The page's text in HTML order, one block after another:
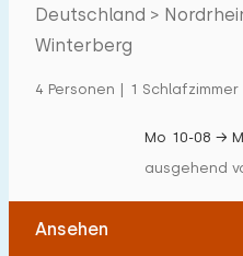
Ferienwohnung
Tiny house
Kinderfreundlich
Deutschland >
Winterberg
4 Personen | 1
Mo 10-08 →
ausgehend
Ansehen